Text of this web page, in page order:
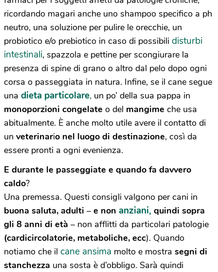
ricordando magari anche uno shampoo specifico a ph
neutro, una soluzione per pulire le orecchie, un
probiotico e/o prebiotico in caso di possibili disturbi
intestinali, spazzola e pettine per scongiurare la
presenza di spine di grano o altro dal pelo dopo ogni
corsa o passeggiata in natura. Infine, se il cane segue
una dieta particolare, un po’ della sua pappa in
monoporzioni congelate o del mangime che usa
abitualmente. È anche molto utile avere il contatto di
un veterinario nel luogo di destinazione, così da
essere pronti a ogni evenienza.
E durante le passeggiate e quando fa davvero
caldo?
Una premessa. Questi consigli valgono per cani in
buona saluta, adulti – e non anziani, quindi sopra
gli 8 anni di età – non afflitti da particolari patologie
(cardicircolatorie, metaboliche, ecc). Quando
notiamo che il cane ansima molto e mostra segni di
stanchezza una sosta è d’obbligo. Sarà quindi